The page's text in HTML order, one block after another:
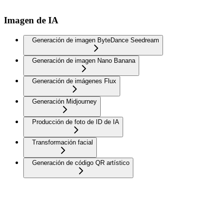
Imagen de IA
Generación de imagen ByteDance Seedream
Generación de imagen Nano Banana
Generación de imágenes Flux
Generación Midjourney
Producción de foto de ID de IA
Transformación facial
Generación de código QR artístico